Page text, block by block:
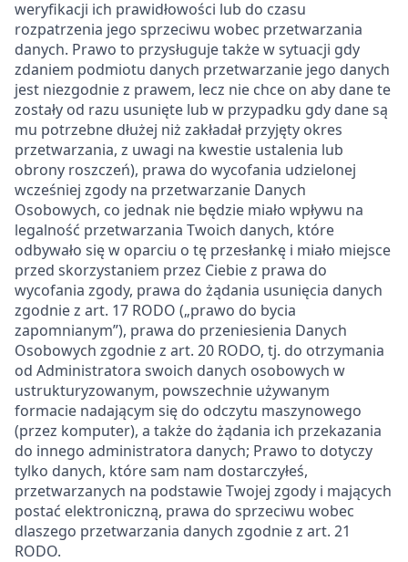
weryfikacji ich prawidłowości lub do czasu
rozpatrzenia jego sprzeciwu wobec przetwarzania
danych. Prawo to przysługuje także w sytuacji gdy
zdaniem podmiotu danych przetwarzanie jego danych
jest niezgodnie z prawem, lecz nie chce on aby dane te
zostały od razu usunięte lub w przypadku gdy dane są
mu potrzebne dłużej niż zakładał przyjęty okres
przetwarzania, z uwagi na kwestie ustalenia lub
obrony roszczeń), prawa do wycofania udzielonej
wcześniej zgody na przetwarzanie Danych
Osobowych, co jednak nie będzie miało wpływu na
legalność przetwarzania Twoich danych, które
odbywało się w oparciu o tę przesłankę i miało miejsce
przed skorzystaniem przez Ciebie z prawa do
wycofania zgody, prawa do żądania usunięcia danych
zgodnie z art. 17 RODO („prawo do bycia
zapomnianym”), prawa do przeniesienia Danych
Osobowych zgodnie z art. 20 RODO, tj. do otrzymania
od Administratora swoich danych osobowych w
ustrukturyzowanym, powszechnie używanym
formacie nadającym się do odczytu maszynowego
(przez komputer), a także do żądania ich przekazania
do innego administratora danych; Prawo to dotyczy
tylko danych, które sam nam dostarczyłeś,
przetwarzanych na podstawie Twojej zgody i mających
postać elektroniczną, prawa do sprzeciwu wobec
dlaszego przetwarzania danych zgodnie z art. 21
RODO.